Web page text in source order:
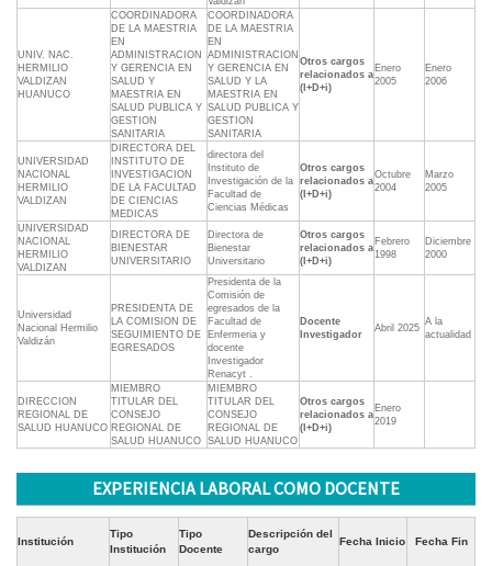
UNIV. NAC.
HERMILIO
VALDIZAN
HUANUCO
COORDINADORA
DE LA MAESTRIA
EN
ADMINISTRACION
Y GERENCIA EN
SALUD Y
MAESTRIA EN
SALUD PUBLICA Y
GESTION
SANITARIA
COORDINADORA
DE LA MAESTRIA
EN
ADMINISTRACION
Y GERENCIA EN
SALUD Y LA
MAESTRIA EN
SALUD PUBLICA Y
GESTION
SANITARIA
Otros cargos
relacionados a
(I+D+i)
Enero
2005
Enero
2006
UNIVERSIDAD
NACIONAL
HERMILIO
VALDIZAN
DIRECTORA DEL
INSTITUTO DE
INVESTIGACION
DE LA FACULTAD
DE CIENCIAS
MEDICAS
directora del
Instituto de
Investigación de la
Facultad de
Ciencias Médicas
Otros cargos
relacionados a
(I+D+i)
Octubre
2004
Marzo
2005
UNIVERSIDAD
NACIONAL
HERMILIO
VALDIZAN
DIRECTORA DE
BIENESTAR
UNIVERSITARIO
Directora de
Bienestar
Universitario
Otros cargos
relacionados a
(I+D+i)
Febrero
1998
Diciembre
2000
Universidad
Nacional Hermilio
Valdizán
PRESIDENTA DE
LA COMISION DE
SEGUIMIENTO DE
EGRESADOS
Presidenta de la
Comisión de
egresados de la
Facultad de
Enfermeria y
docente
Investigador
Renacyt .
Docente
Investigador
Abril 2025
A la
actualidad
DIRECCION
REGIONAL DE
SALUD HUANUCO
MIEMBRO
TITULAR DEL
CONSEJO
REGIONAL DE
SALUD HUANUCO
MIEMBRO
TITULAR DEL
CONSEJO
REGIONAL DE
SALUD HUANUCO
Otros cargos
relacionados a
(I+D+i)
Enero
2019
EXPERIENCIA LABORAL COMO DOCENTE
Institución
Tipo
Institución
Tipo
Docente
Descripción del
cargo
Fecha Inicio Fecha Fin